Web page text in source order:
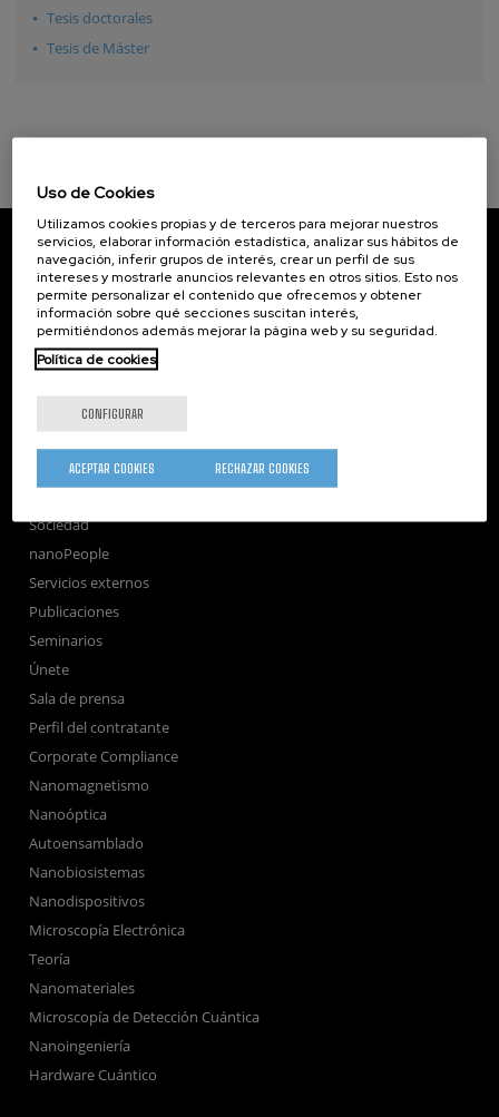
Tesis doctorales
Tesis de Máster
CIC nanoGUNE
Tolosa Hiribidea, 76
E-20018 Donostia / San Sebastian
+34 9... Ver teléfono·nano@nanogune.eu
Subscribe to our Newsletter
nanoGUNE
Transferencia
Sociedad
nanoPeople
Servicios externos
Publicaciones
Seminarios
Únete
Sala de prensa
Perfil del contratante
Corporate Compliance
Nanomagnetismo
Nanoóptica
Autoensamblado
Nanobiosistemas
Nanodispositivos
Microscopía Electrónica
Teoría
Nanomateriales
Microscopía de Detección Cuántica
Nanoingeniería
Hardware Cuántico
Uso de Cookies
Utilizamos cookies propias y de terceros para mejorar nuestros
servicios, elaborar información estadística, analizar sus hábitos de
navegación, inferir grupos de interés, crear un perfil de sus
intereses y mostrarle anuncios relevantes en otros sitios. Esto nos
permite personalizar el contenido que ofrecemos y obtener
información sobre qué secciones suscitan interés,
permitiéndonos además mejorar la página web y su seguridad.
Política de cookies
CONFIGURAR
RECHAZAR COOKIES
ACEPTAR COOKIES